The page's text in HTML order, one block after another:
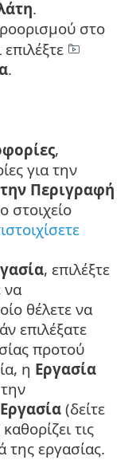
.
στο
επιλέξτε
.
,
για την
Περιγραφή
στοιχείο
, επιλέξτε
να
θέλετε να
επιλέξατε
προτού
η Εργασία
Εργασία (δείτε
τις
της εργασίας.